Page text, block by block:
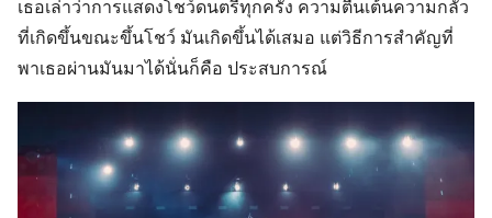
เธอเล่าว่าการแสดงโชว์ดนตรีทุกครั้ง ความตื่นเต้นความกลัว
ที่เกิดขึ้นขณะขึ้นโชว์ มันเกิดขึ้นได้เสมอ แต่วิธีการสำคัญที่
พาเธอผ่านมันมาได้นั่นก็คือ ประสบการณ์